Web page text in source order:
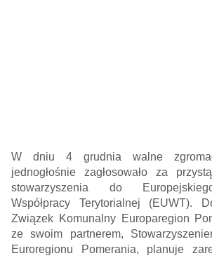
W dniu 4 grudnia walne
jednogłośnie zagłosowało za
stowarzyszenia do
Współpracy Terytorialnej (EUWT).
Związek Komunalny Europaregion
ze swoim partnerem,
Euroregionu Pomerania, planuje